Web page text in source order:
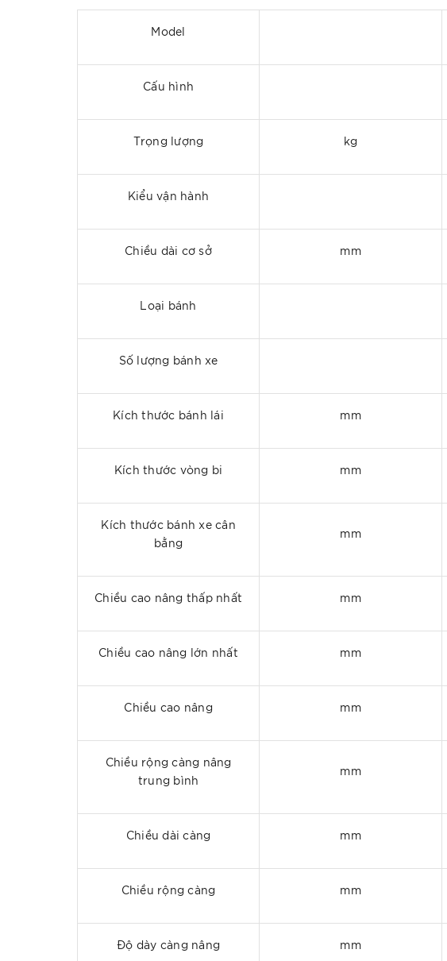
Model
Cấu hình
Trọng lượng kg
Kiểu vận hành
Chiều dài cơ sở mm
Loại bánh
Số lượng bánh xe
Kích thước bánh lái mm
Kích thước vòng bi mm
Kích thước bánh xe cân
bằng
mm
Chiều cao nâng thấp nhất mm
Chiều cao nâng lớn nhất mm
Chiều cao nâng mm
Chiều rộng càng nâng
trung bình
mm
Chiều dài càng mm
Chiều rộng càng mm
Độ dày càng nâng mm